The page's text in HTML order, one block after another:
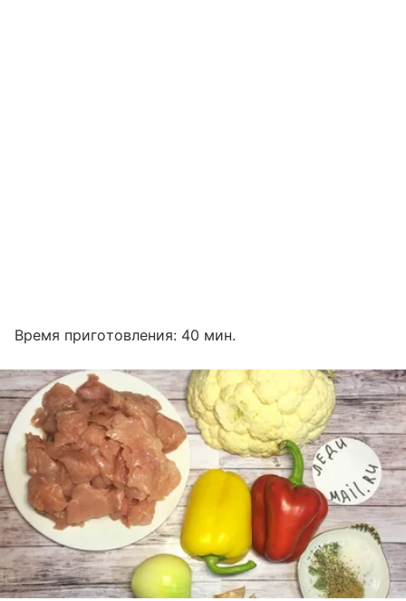
Время приготовления: 40 мин.